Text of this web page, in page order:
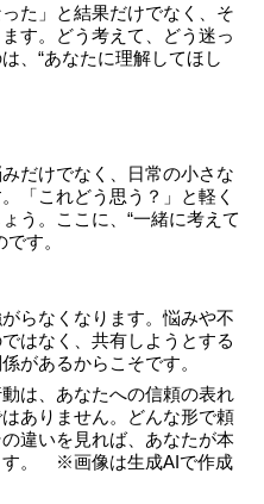
た」と結果だけでなく、そ
す。どう考えて、どう迷っ
、“あなたに理解してほし
だけでなく、日常の小さな
「これどう思う？」と軽く
う。ここに、“一緒に考えて
す。
らなくなります。悩みや不
はなく、共有しようとする
があるからこそです。
は、あなたへの信頼の表れ
ありません。どんな形で頼
違いを見れば、あなたが本
す。 ※画像は生成AIで作成